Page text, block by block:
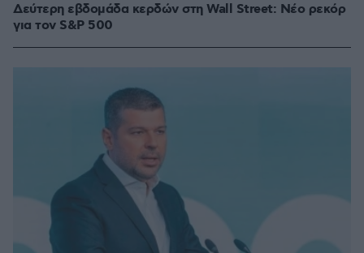
Δεύτερη εβδομάδα κερδών στη Wall Street: Νέο ρεκόρ
για τον S&P 500